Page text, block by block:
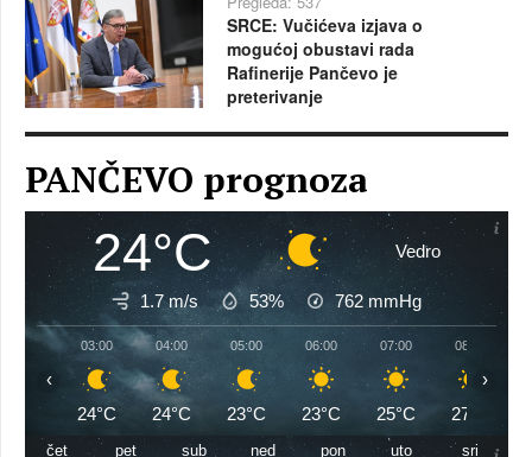
SRCE: Vučićeva izjava o
mogućoj obustavi rada
Rafinerije Pančevo je
preterivanje
PANČEVO prognoza
24°C Vedro
1.7 m/s 53% 762 mmHg
03:00
24°C
04:00
24°C
05:00
23°C
06:00
23°C
07:00
25°C
08:00
27°C
‹ ›
čet pet sub ned pon uto sri